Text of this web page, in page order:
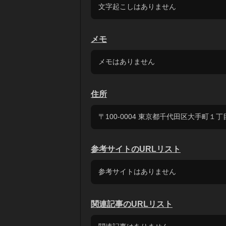
文字起こしはありません
メモ
メモはありません
住所
〒100-0004 東京都千代田区大手町１丁
参考サイトのURLリスト
参考サイトはありません
関連記事のURLリスト